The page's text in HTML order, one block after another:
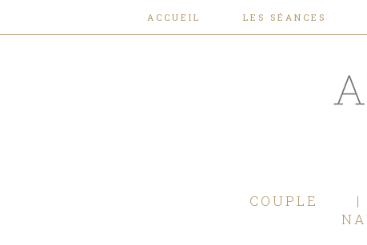
ACCUEIL LES SÉANCES
COUPLE